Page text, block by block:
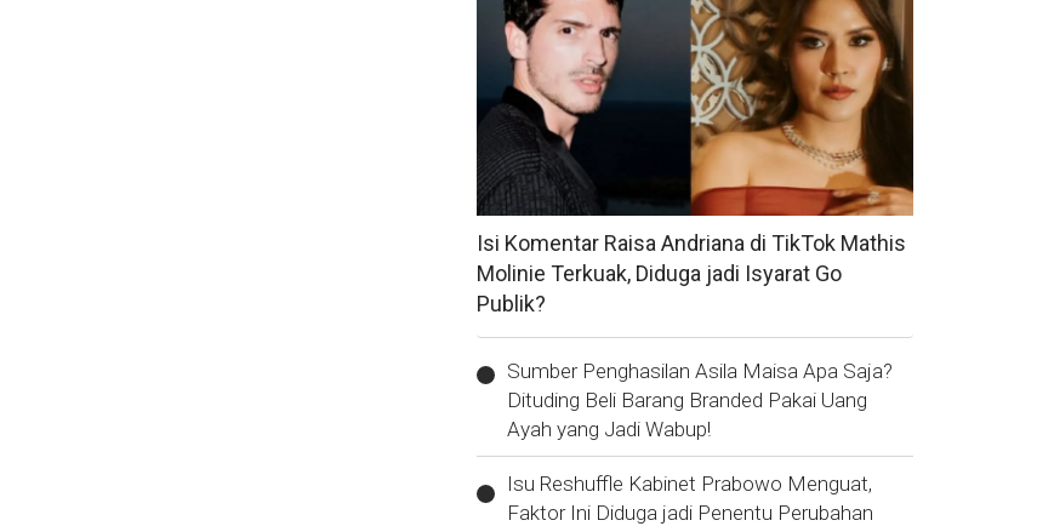
Isi Komentar Raisa Andriana di TikTok Mathis
Molinie Terkuak, Diduga jadi Isyarat Go
Publik?
Sumber Penghasilan Asila Maisa Apa Saja?
Dituding Beli Barang Branded Pakai Uang
Ayah yang Jadi Wabup!
Isu Reshuffle Kabinet Prabowo Menguat,
Faktor Ini Diduga jadi Penentu Perubahan